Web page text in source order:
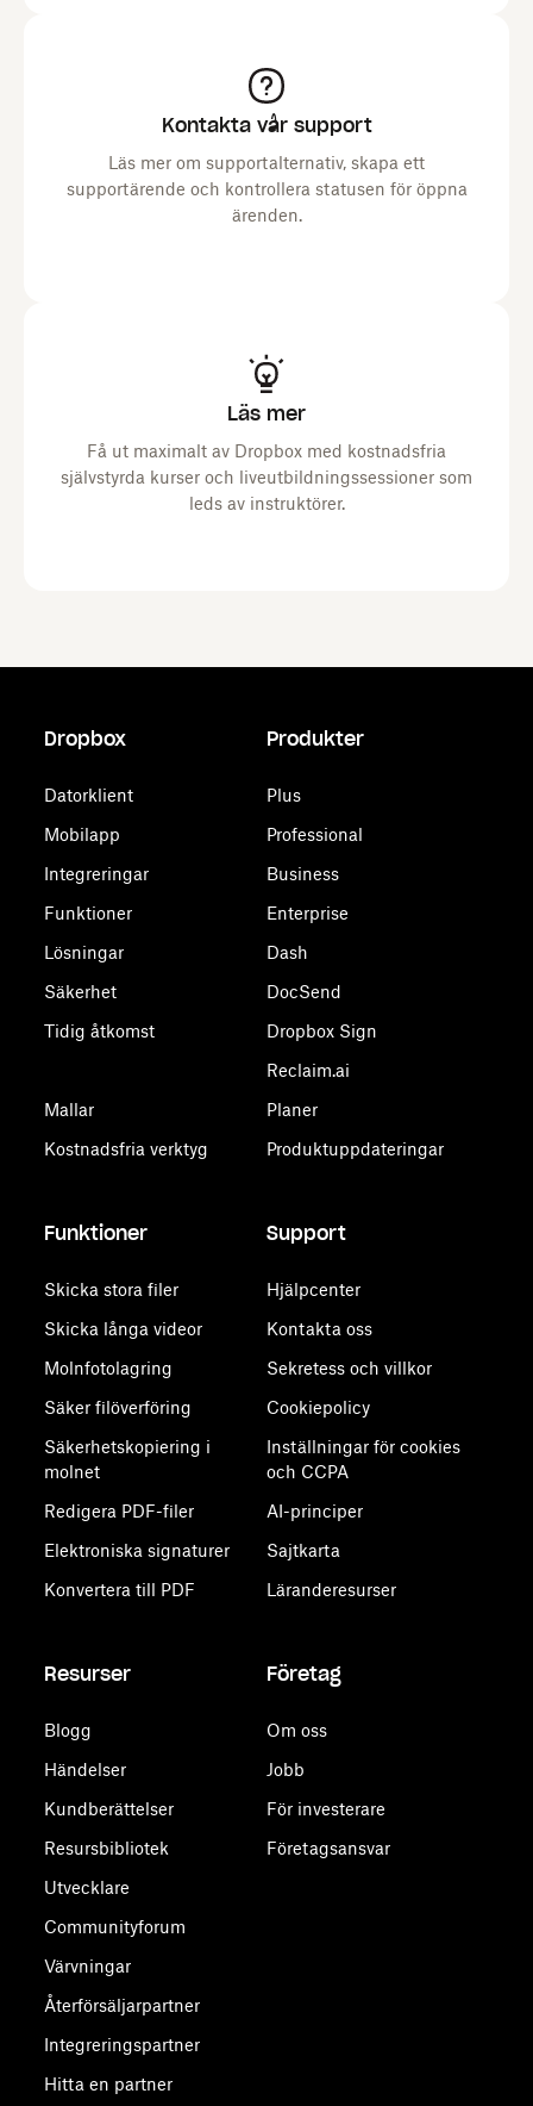
Kontakta vår support
Läs mer om supportalternativ, skapa ett
supportärende och kontrollera statusen för öppna
ärenden.
Läs mer
Få ut maximalt av Dropbox med kostnadsfria
självstyrda kurser och liveutbildningssessioner som
leds av instruktörer.
Dropbox
Datorklient
Mobilapp
Integreringar
Funktioner
Lösningar
Säkerhet
Tidig åtkomst
Mallar
Kostnadsfria verktyg
Produkter
Plus
Professional
Business
Enterprise
Dash
DocSend
Dropbox Sign
Reclaim.ai
Planer
Produktuppdateringar
Funktioner
Skicka stora filer
Skicka långa videor
Molnfotolagring
Säker filöverföring
Säkerhetskopiering i
molnet
Redigera PDF-filer
Elektroniska signaturer
Konvertera till PDF
Support
Hjälpcenter
Kontakta oss
Sekretess och villkor
Cookiepolicy
Inställningar för cookies
och CCPA
AI-principer
Sajtkarta
Läranderesurser
Resurser
Blogg
Händelser
Kundberättelser
Resursbibliotek
Utvecklare
Communityforum
Värvningar
Återförsäljarpartner
Integreringspartner
Hitta en partner
Företag
Om oss
Jobb
För investerare
Företagsansvar